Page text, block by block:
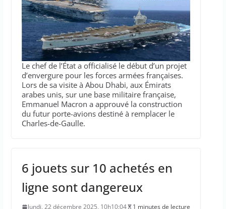
Le chef de l’État a officialisé le début d’un projet
d’envergure pour les forces armées françaises.
Lors de sa visite à Abou Dhabi, aux Émirats
arabes unis, sur une base militaire française,
Emmanuel Macron a approuvé la construction
du futur porte-avions destiné à remplacer le
Charles-de-Gaulle.
6 jouets sur 10 achetés en
ligne sont dangereux
lundi, 22 décembre 2025, 10h10:04
1 minutes de lecture